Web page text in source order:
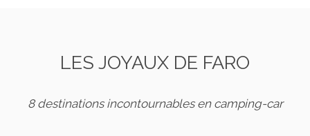
LES JOYAUX DE FARO
8 destinations incontournables en camping-car